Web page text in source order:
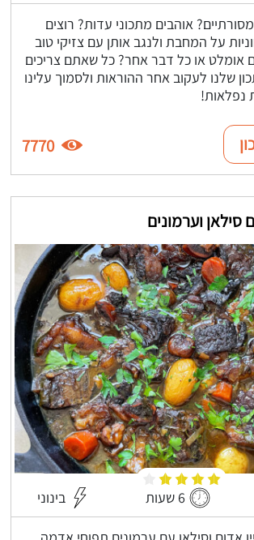
אוהבים מתכוני עדות? רוצים
על המחבת ולנגב אותן עם צזיקי טוב
אומלט או כל דבר אחר? כל שאתם צריכים
שלנו לעקוב אחר ההוראות ולסמוך עלינו
נפלאות!
7770
סילאן וערמונים
6 שעות בינוני